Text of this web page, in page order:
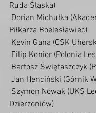
Ruda Śląska)
Piłkarza Boelesławiec)
Kevin Gana (CSK
Filip Konior (Polonia
Bartosz Świętaszczyk
Jan Henciński (Górnik
Dzierżoniów)